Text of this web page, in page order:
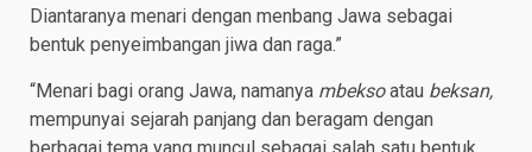
Diantaranya menari dengan menbang Jawa sebagai
bentuk penyeimbangan jiwa dan raga.”
“Menari bagi orang Jawa, namanya mbeksoatau beksan,
mempunyai sejarah panjang dan beragam dengan